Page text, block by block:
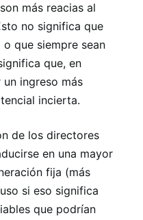
más reacias al
no significa que
que siempre sean
que, en
ingreso más
incierta.
de los directores
en una mayor
fija (más
si eso significa
que podrían